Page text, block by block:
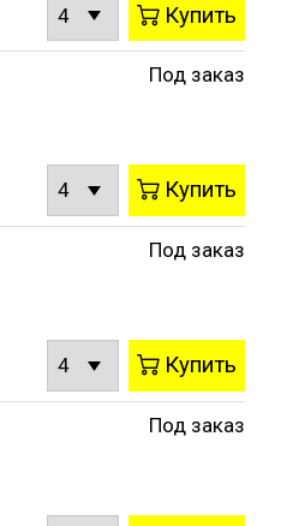
Купить
Под заказ
Купить
Под заказ
Купить
Под заказ